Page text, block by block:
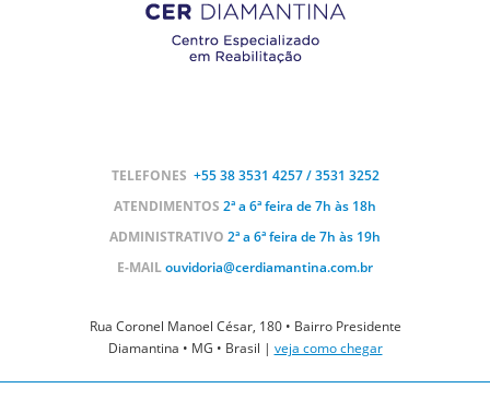
TELEFONES +55 383531 4257 / 3531 3252
ATENDIMENTOS 2ª a 6ª feira de 7h às 18h
ADMINISTRATIVO 2ª a 6ª feira de 7h às 19h
E-MAILouvidoria@cerdiamantina.com.br
Rua Coronel Manoel César, 180 • Bairro Presidente
Diamantina • MG • Brasil | veja como chegar